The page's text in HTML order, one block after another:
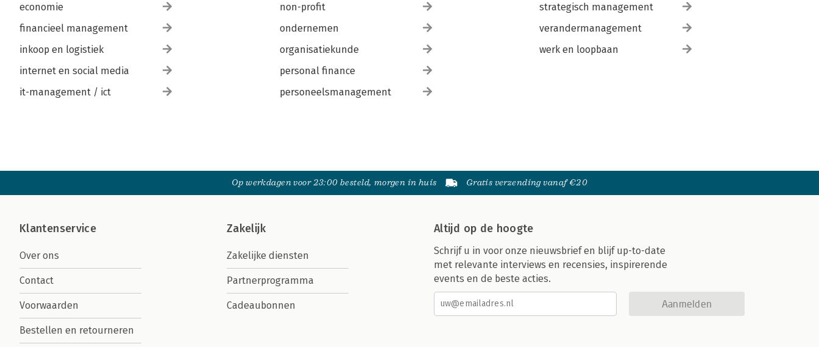
economie
financieel management
inkoop en logistiek
internet en social media
it-management / ict
non-profit
ondernemen
organisatiekunde
personal finance
personeelsmanagement
strategisch management
verandermanagement
werk en loopbaan
Op werkdagen voor 23:00 besteld, morgen in huis Gratis verzending vanaf €20
Klantenservice
Over ons
Contact
Voorwaarden
Bestellen en retourneren
Zakelijk
Zakelijke diensten
Partnerprogramma
Cadeaubonnen
Altijd op de hoogte
Schrijf u in voor onze nieuwsbrief en blijf up-to-date
met relevante interviews en recensies, inspirerende
events en de beste acties.
Aanmelden